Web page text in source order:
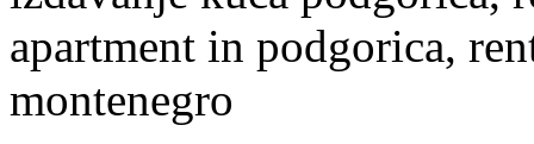
apartment in podgorica,
montenegro